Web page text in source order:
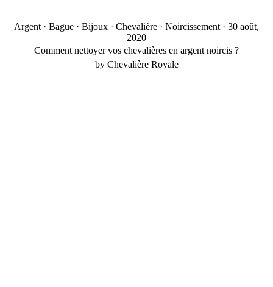
Argent · Bague · Bijoux · Chevalière · Noircissement · 30 août,
2020
Comment nettoyer vos chevalières en argent noircis ?
by Chevalière Royale